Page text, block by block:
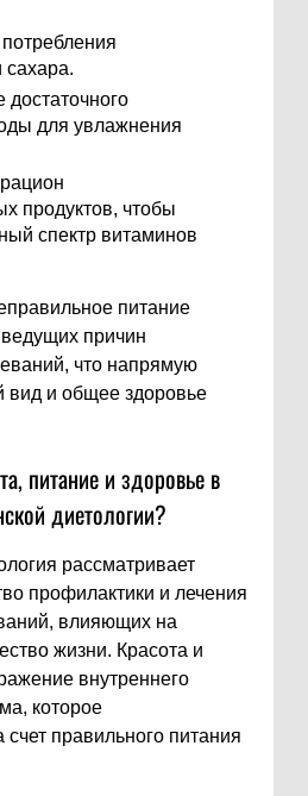
сахара.
достаточного
для увлажнения
продуктов, чтобы
спектр витаминов
питание
причин
что напрямую
вид и общее здоровье
питание и здоровье в
диетологии?
рассматривает
профилактики и лечения
влияющих на
жизни. Красота и
внутреннего
которое
правильного питания